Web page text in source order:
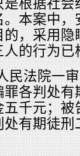
根据社
。本案中
，采用
的行为已
民法院一
各判处
五千元；
处有期徒